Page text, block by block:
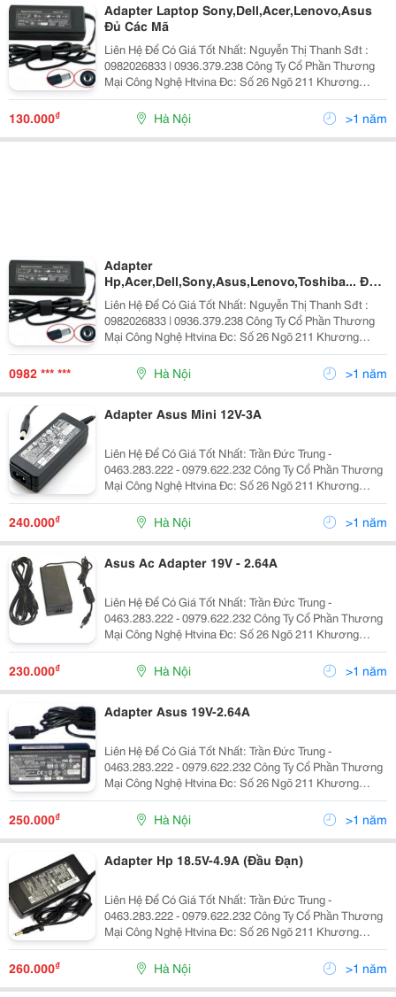
Adapter Laptop Sony,Dell,Acer,Lenovo,Asus
Đủ Các Mã
Liên Hệ Để Có Giá Tốt Nhất: Nguyễn Thị Thanh Sđt :
0982026833 | 0936.379.238 Công Ty Cổ Phần Thương
Mại Công Nghệ Htvina Đc: Số 26 Ngõ 211 Khương
Trung &Ndash; Thanh Xuân &Ndash; Hà Nội Yahoo
:Nguyenthanh6685 Website: Http://Sieuthiht.com
130.000₫ Hà Nội >1 năm
Adapter
Hp,Acer,Dell,Sony,Asus,Lenovo,Toshiba... Đủ
Mã Giá Chỉ Từ 120K
Liên Hệ Để Có Giá Tốt Nhất: Nguyễn Thị Thanh Sđt :
0982026833 | 0936.379.238 Công Ty Cổ Phần Thương
Mại Công Nghệ Htvina Đc: Số 26 Ngõ 211 Khương
Trung &Ndash; Thanh Xuân &Ndash; Hà Nội Yahoo
:Nguyenthanh6685 Website: Http://Sieuthiht.com
0982 *** *** Hà Nội >1 năm
Adapter Asus Mini 12V-3A
Liên Hệ Để Có Giá Tốt Nhất: Trần Đức Trung -
0463.283.222 - 0979.622.232 Công Ty Cổ Phần Thương
Mại Công Nghệ Htvina Đc: Số 26 Ngõ 211 Khương
Trung &Ndash; Thanh Xuân &Ndash; Hà Nội Yahoo
:Htvinakd3 Http ://Www.sieuthiht.com Trụ Sở Chính:
240.000₫ Hà Nội >1 năm
Asus Ac Adapter 19V - 2.64A
Liên Hệ Để Có Giá Tốt Nhất: Trần Đức Trung -
0463.283.222 - 0979.622.232 Công Ty Cổ Phần Thương
Mại Công Nghệ Htvina Đc: Số 26 Ngõ 211 Khương
Trung &Ndash; Thanh Xuân &Ndash; Hà Nội Yahoo
:Htvinakd3 Http ://Www.sieuthiht.com Trụ Sở Chính:
230.000₫ Hà Nội >1 năm
Adapter Asus 19V-2.64A
Liên Hệ Để Có Giá Tốt Nhất: Trần Đức Trung -
0463.283.222 - 0979.622.232 Công Ty Cổ Phần Thương
Mại Công Nghệ Htvina Đc: Số 26 Ngõ 211 Khương
Trung &Ndash; Thanh Xuân &Ndash; Hà Nội Yahoo
:Htvinakd3 Http ://Www.sieuthiht.com Trụ Sở Chính:
250.000₫ Hà Nội >1 năm
Adapter Hp 18.5V-4.9A (Đầu Đạn)
Liên Hệ Để Có Giá Tốt Nhất: Trần Đức Trung -
0463.283.222 - 0979.622.232 Công Ty Cổ Phần Thương
Mại Công Nghệ Htvina Đc: Số 26 Ngõ 211 Khương
Trung &Ndash; Thanh Xuân &Ndash; Hà Nội Yahoo
:Htvinakd3 Http ://Www.sieuthiht.com Trụ Sở Chính:
260.000₫ Hà Nội >1 năm